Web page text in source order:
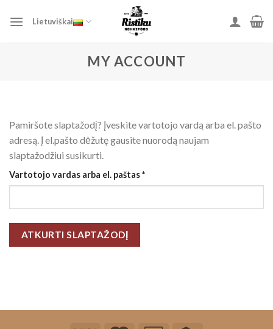
Lietuviškai
MY ACCOUNT
Pamiršote slaptažodį? Įveskite vartotojo vardą arba el. pašto
adresą. Į el.pašto dėžutę gausite nuorodą naujam
slaptažodžiui susikurti.
Vartotojo vardas arba el. paštas*Privalomas
ATKURTI SLAPTAŽODĮ